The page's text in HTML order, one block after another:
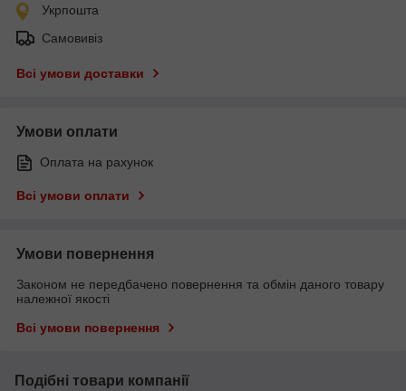
Укрпошта
Самовивіз
Всі умови доставки
Умови оплати
Оплата на рахунок
Всі умови оплати
Умови повернення
Законом не передбачено повернення та обмін даного товару
належної якості
Всі умови повернення
Подібні товари компанії